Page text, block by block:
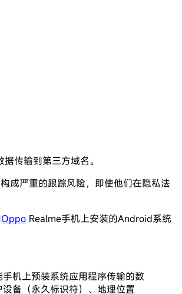
传输到第三方域名。
成严重的跟踪风险，即使他们在隐私法
Oppo Realme手机上安装的Android系统
机上预装系统应用程序传输的数
备（永久标识符）、地理位置